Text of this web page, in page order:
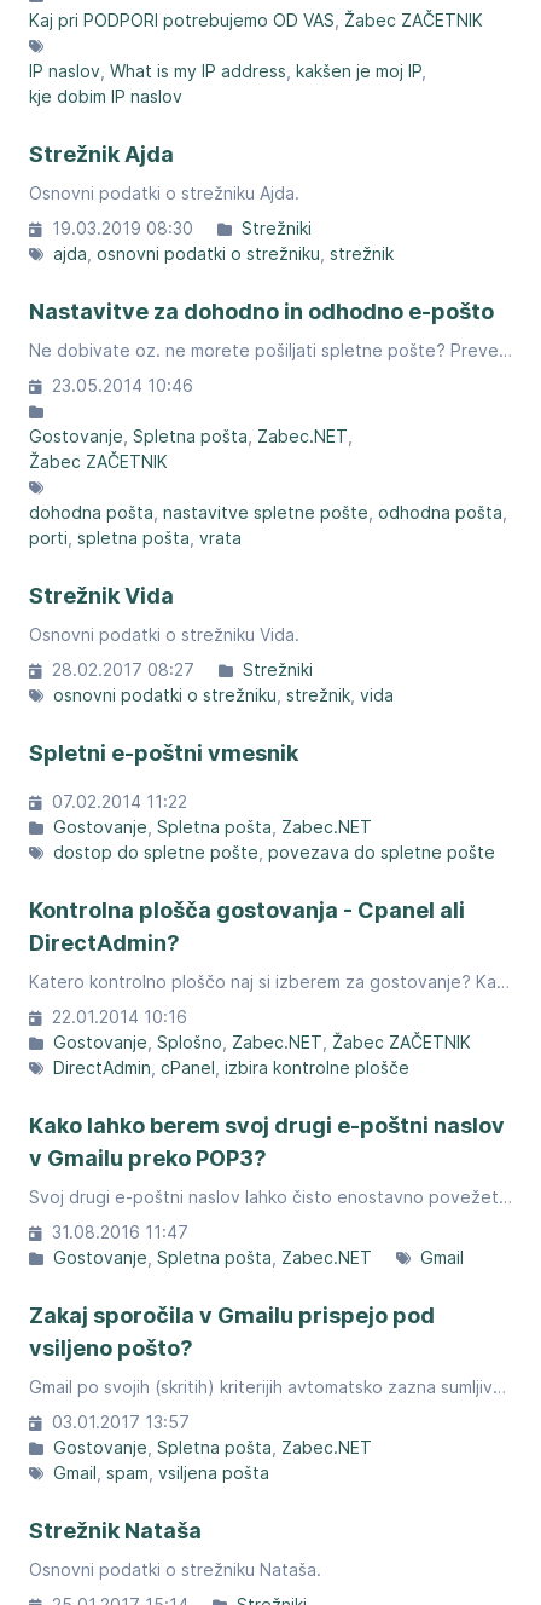
Kaj pri PODPORI potrebujemo OD VAS Žabec ZAČETNIK
IP naslov What is my IP address kakšen je moj IP
kje dobim IP naslov
Strežnik Ajda
Osnovni podatki o strežniku Ajda.
19.03.2019 08:30
Strežniki
ajda osnovni podatki o strežniku strežnik
Nastavitve za dohodno in odhodno e-pošto
Ne dobivate oz. ne morete pošiljati spletne pošte? Preverite ali so vaše nastavitve pravilne.
23.05.2014 10:46
Gostovanje Spletna pošta Zabec.NET
Žabec ZAČETNIK
dohodna pošta nastavitve spletne pošte odhodna pošta
porti spletna pošta vrata
Strežnik Vida
Osnovni podatki o strežniku Vida.
28.02.2017 08:27
Strežniki
osnovni podatki o strežniku strežnik vida
Spletni e-poštni vmesnik
07.02.2014 11:22
Gostovanje Spletna pošta Zabec.NET
dostop do spletne pošte povezava do spletne pošte
Kontrolna plošča gostovanja - Cpanel ali
DirectAdmin?
Katero kontrolno ploščo naj si izberem za gostovanje? Kakšne so razlike?
22.01.2014 10:16
Gostovanje Splošno Zabec.NET Žabec ZAČETNIK
DirectAdmin cPanel izbira kontrolne plošče
Kako lahko berem svoj drugi e-poštni naslov
v Gmailu preko POP3?
Svoj drugi e-poštni naslov lahko čisto enostavno povežete z Gmailom. Sledite navodilom.
31.08.2016 11:47
Gostovanje Spletna pošta Zabec.NET Gmail
Zakaj sporočila v Gmailu prispejo pod
vsiljeno pošto?
Gmail po svojih (skritih) kriterijih avtomatsko zazna sumljivo pošto in jo uvrsti pod mapo Vsiljena pošta.
03.01.2017 13:57
Gostovanje Spletna pošta Zabec.NET
Gmail spam vsiljena pošta
Strežnik Nataša
Osnovni podatki o strežniku Nataša.